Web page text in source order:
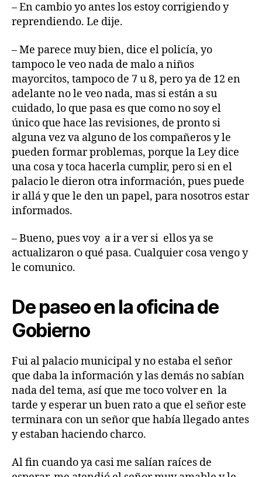
– En cambio yo antes los estoy corrigiendo y
reprendiendo. Le dije.
– Me parece muy bien, dice el policía, yo
tampoco le veo nada de malo a niños
mayorcitos, tampoco de 7 u 8, pero ya de 12 en
adelante no le veo nada, mas si están a su
cuidado, lo que pasa es que como no soy el
único que hace las revisiones, de pronto si
alguna vez va alguno de los compañeros y le
pueden formar problemas, porque la Ley dice
una cosa y toca hacerla cumplir, pero si en el
palacio le dieron otra información, pues puede
ir allá y que le den un papel, para nosotros estar
informados.
– Bueno, pues voy a ir a ver si ellos ya se
actualizaron o qué pasa. Cualquier cosa vengo y
le comunico.
De paseo en la oficina de
Gobierno
Fui al palacio municipal y no estaba el señor
que daba la información y las demás no sabían
nada del tema, así que me toco volver en la
tarde y esperar un buen rato a que el señor este
terminara con un señor que había llegado antes
y estaban haciendo charco.
Al fin cuando ya casi me salían raíces de